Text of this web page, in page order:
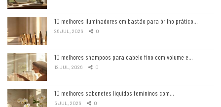
10 melhores iluminadores em bastão para brilho prático…
26 JUL, 2026 0
10 melhores shampoos para cabelo fino com volume e…
12 JUL, 2026 0
10 melhores sabonetes líquidos femininos com…
5 JUL, 2026 0